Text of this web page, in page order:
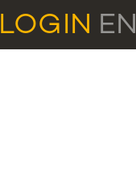
LOGIN EN